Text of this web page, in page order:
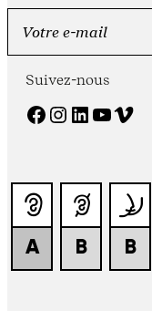
Suivez-nous
Facebook Instagram LinkedIn YouTube Vimeo